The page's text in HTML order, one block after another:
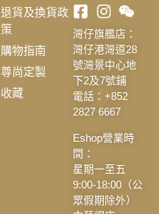
退貨及換貨政
策
購物指南
尊尚定製
收藏
灣仔旗艦店：
灣仔港灣道28
號灣景中心地
下2及7號鋪
電話：+852
2827 6667
Eshop營業時
間：
星期一至五
9:00-18:00（公
眾假期除外）